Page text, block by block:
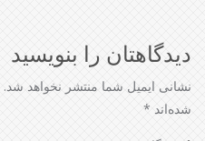
دیدگاهتان را بنویسید
نشانی ایمیل شما منتشر نخواهد شد.
شده‌اند *